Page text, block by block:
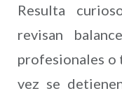
Resulta
revisan
profesionales o
vez se